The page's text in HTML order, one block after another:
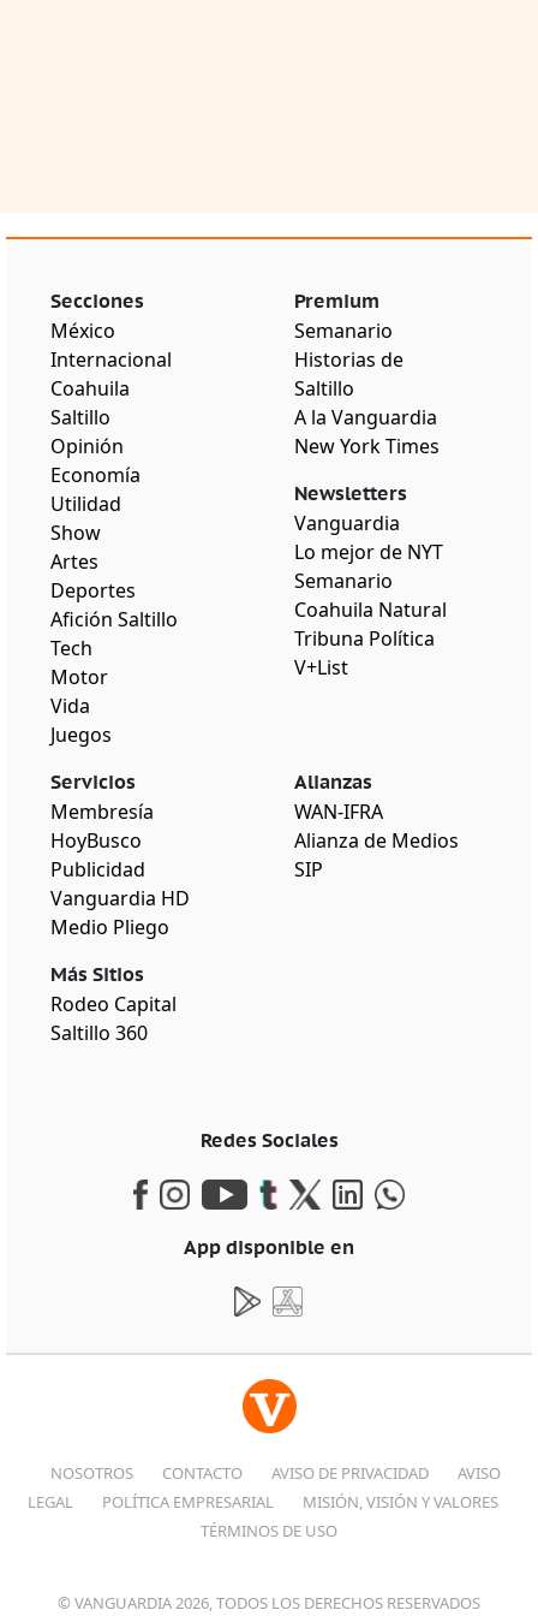
Secciones
México
Internacional
Coahuila
Saltillo
Opinión
Economía
Utilidad
Show
Artes
Deportes
Afición Saltillo
Tech
Motor
Vida
Juegos
Premium
Semanario
Historias de
Saltillo
A la Vanguardia
New York Times
Newsletters
Vanguardia
Lo mejor de NYT
Semanario
Coahuila Natural
Tribuna Política
V+List
Servicios
Membresía
HoyBusco
Publicidad
Vanguardia HD
Medio Pliego
Más Sitios
Rodeo Capital
Saltillo 360
Alianzas
WAN-IFRA
Alianza de Medios
SIP
Redes Sociales
App disponible en
NOSOTROS CONTACTO AVISO DE PRIVACIDAD
AVISO
LEGAL
POLÍTICA EMPRESARIAL
MISIÓN, VISIÓN Y VALORES
TÉRMINOS DE USO
© VANGUARDIA 2026, TODOS LOS DERECHOS RESERVADOS